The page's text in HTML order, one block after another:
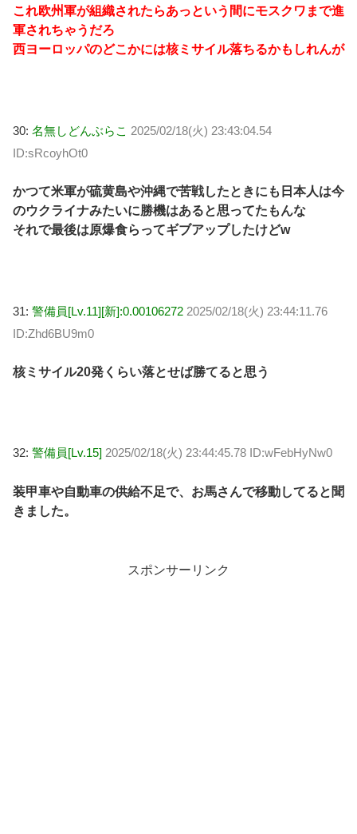
これ欧州軍が組織されたらあっという間にモスクワまで進
軍されちゃうだろ
西ヨーロッパのどこかには核ミサイル落ちるかもしれんが
30: 名無しどんぶらこ 2025/02/18(火) 23:43:04.54
ID:sRcoyhOt0
かつて米軍が硫黄島や沖縄で苦戦したときにも日本人は今
のウクライナみたいに勝機はあると思ってたもんな
それで最後は原爆食らってギブアップしたけどw
31: 警備員[Lv.11][新]:0.00106272 2025/02/18(火) 23:44:11.76
ID:Zhd6BU9m0
核ミサイル20発くらい落とせば勝てると思う
32: 警備員[Lv.15] 2025/02/18(火) 23:44:45.78 ID:wFebHyNw0
装甲車や自動車の供給不足で、お馬さんで移動してると聞
きました。
スポンサーリンク